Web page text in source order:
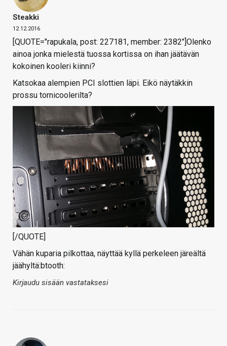
Steakki
12.12.2016
[QUOTE="rapukala, post: 227181, member: 2382"]Olenko
ainoa jonka mielestä tuossa kortissa on ihan jäätävän
kokoinen kooleri kiinni?
Katsokaa alempien PCI slottien läpi. Eikö näytäkkin
prossu tornicoolerilta?
[/QUOTE]
Vähän kuparia pilkottaa, näyttää kyllä perkeleen järeältä
jäähyltä:btooth:
Kirjaudu sisään vastataksesi